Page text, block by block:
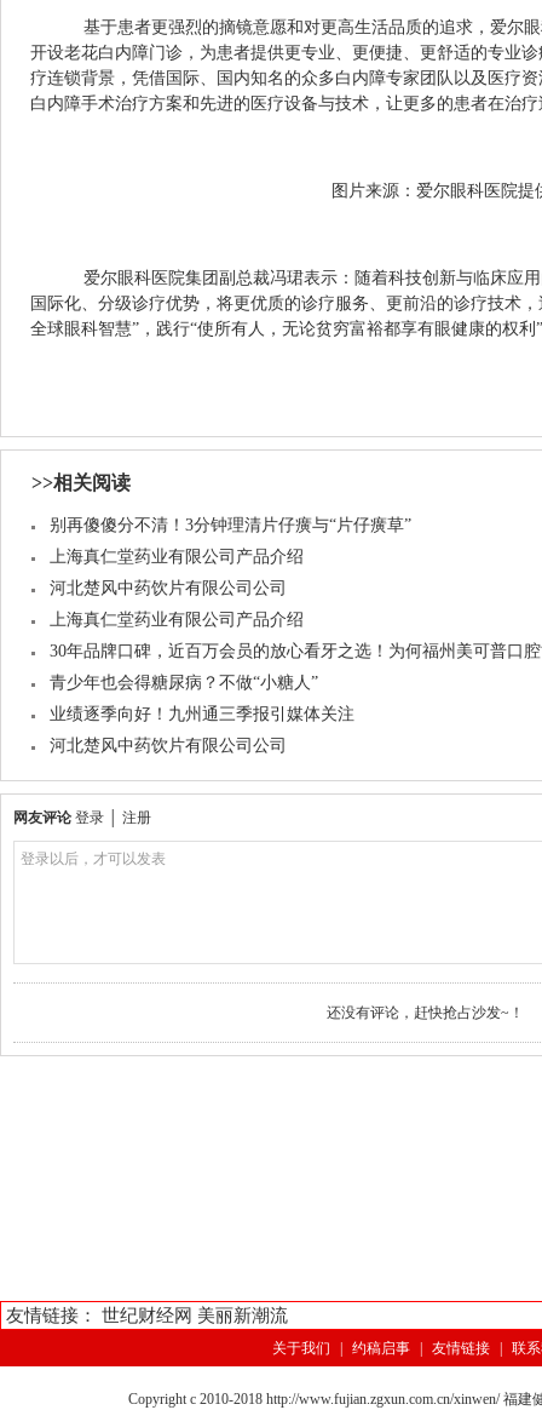
基于患者更强烈的摘镜意愿和对更高生活品质的追求，爱尔
开设老花白内障门诊，为患者提供更专业、更便捷、更舒适的专业
疗连锁背景，凭借国际、国内知名的众多白内障专家团队以及医疗
白内障手术治疗方案和先进的医疗设备与技术，让更多的患者在治
图片来源：爱尔眼科医院提
爱尔眼科医院集团副总裁冯珺表示：随着科技创新与临床应
国际化、分级诊疗优势，将更优质的诊疗服务、更前沿的诊疗技术
全球眼科智慧”，践行“使所有人，无论贫穷富裕都享有眼健康的权利
>>相关阅读
别再傻傻分不清！3分钟理清片仔癀与“片仔癀草”
上海真仁堂药业有限公司产品介绍
河北楚风中药饮片有限公司公司
上海真仁堂药业有限公司产品介绍
30年品牌口碑，近百万会员的放心看牙之选！为何福州美可普口
青少年也会得糖尿病？不做“小糖人”
业绩逐季向好！九州通三季报引媒体关注
河北楚风中药饮片有限公司公司
网友评论 登录 注册
登录以后，才可以发表
还没有评论，赶快抢占沙发~！
友情链接： 世纪财经网 美丽新潮流
关于我们 约稿启事 友情链接 联
Copyright c 2010-2018 http://www.fujian.zgxun.com.cn/xinwen/